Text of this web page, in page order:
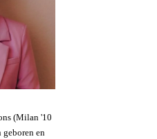
(Milan '10
geboren en